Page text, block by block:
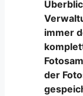
immer
der